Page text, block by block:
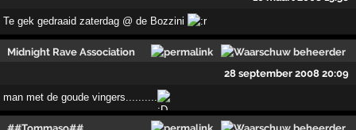
Te gek gedraaid zaterdag @ de Bozzini
Midnight Rave Association
28 september 2008 20:09
man met de goude vingers..........